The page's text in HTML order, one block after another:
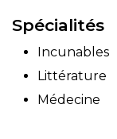
Spécialités
Incunables
Littérature
Médecine